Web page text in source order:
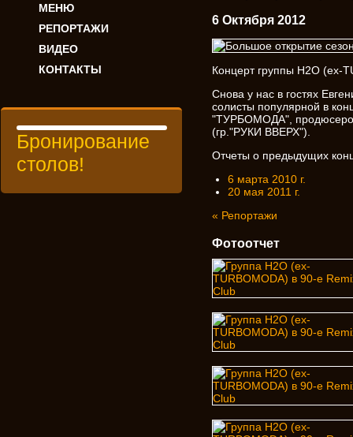
МЕНЮ
РЕПОРТАЖИ
ВИДЕО
КОНТАКТЫ
Бронирование
столов!
6 Октября 2012
Концерт группы H2O (ex-
Снова у нас в гостях
солисты популярной в
"ТУРБОМОДА",
(гр."РУКИ ВВЕРХ").
Отчеты о предыдущих
6 марта 2010 г.
20 мая 2011 г.
« Репортажи
Фотоотчет